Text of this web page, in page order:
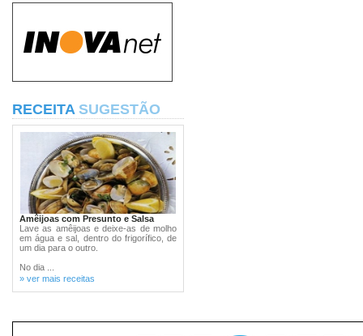
RECEITA SUGESTÃO
Amêijoas com Presunto e Salsa
Lave as amêijoas e deixe-as de molho
em água e sal, dentro do frigorífico, de
um dia para o outro.
No dia ...
» ver mais receitas